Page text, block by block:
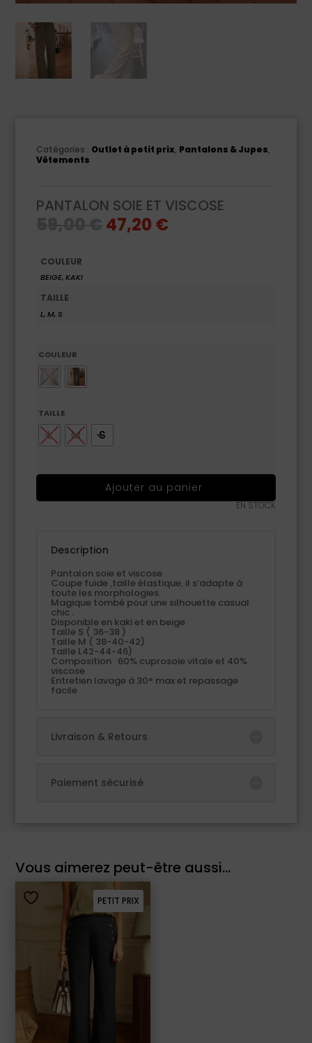
Catégories : Outlet à petit prix, Pantalons & Jupes,
Vêtements
PANTALON SOIE ET VISCOSE
Le
prix
47,20 €Le
prix
COULEUR
BEIGE, KAKI
TAILLE
L, M, S
COULEUR
TAILLE
L M S
Ajouter au panier
EN STOCK
Description
Pantalon soie et viscose
Coupe fuide ,taille élastique, il s’adapte à
toute les morphologies.
Magique tombé pour une silhouette casual
chic .
Disponible en kaki et en beige
Taille S ( 36-38 )
Taille M ( 38-40-42)
Taille L42-44-46)
Composition 60% cuprosoie vitale et 40%
viscose
Entretien lavage à 30° max et repassage
facile
Livraison & Retours
Paiement sécurisé
Vous aimerez peut-être aussi…
PETIT PRIX